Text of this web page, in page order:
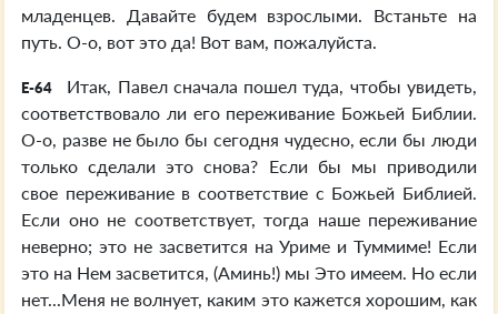
младенцев. Давайте будем взрослыми. Встаньте на
путь. О-о, вот это да! Вот вам, пожалуйста.
E-64
Итак, Павел сначала пошел туда, чтобы увидеть,
соответствовало ли его переживание Божьей Библии.
О-о, разве не было бы сегодня чудесно, если бы люди
только сделали это снова? Если бы мы приводили
свое переживание в соответствие с Божьей Библией.
Если оно не соответствует, тогда наше переживание
неверно; это не засветится на Уриме и Туммиме! Если
это на Нем засветится, (Аминь!) мы Это имеем. Но если
нет...Меня не волнует, каким это кажется хорошим, как